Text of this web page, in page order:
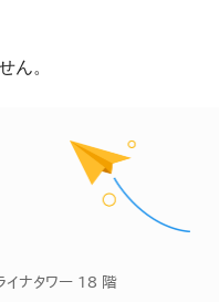
ん。
ナタワー 18 階